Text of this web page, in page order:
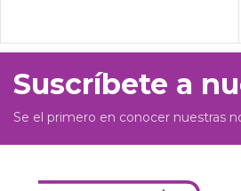
Suscríbete a
Se el primero en conocer nuestras